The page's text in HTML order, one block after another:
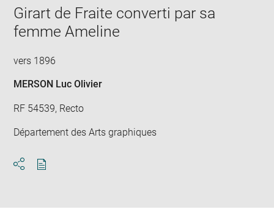
window
Girart de Fraite converti par sa
femme Ameline
vers 1896
MERSON Luc Olivier
RF 54539, Recto
Département des Arts graphiques